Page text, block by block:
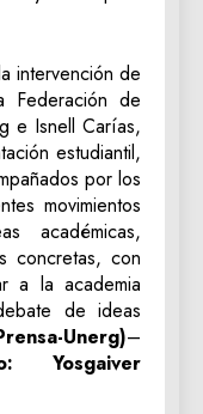
intervención de
Federación de
e Isnell Carías,
estudiantil,
por los
movimientos
académicas,
concretas, con
a la academia
de ideas
Unerg)–
Yosgaiver